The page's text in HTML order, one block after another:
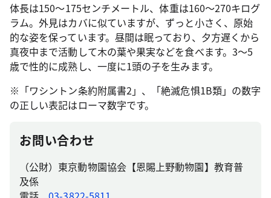
体長は150～175センチメートル、体重は160～270キログ
ラム。外見はカバに似ていますが、ずっと小さく、原始
的な姿を保っています。昼間は眠っており、夕方遅くから
真夜中まで活動して木の葉や果実などを食べます。3～5
歳で性的に成熟し、一度に1頭の子を生みます。
※「ワシントン条約附属書2」、「絶滅危惧1B類」の数字
の正しい表記はローマ数字です。
お問い合わせ
（公財）東京動物園協会【恩賜上野動物園】教育普
及係